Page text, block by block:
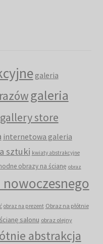
galeria
galeria
gallery store
internetowa galeria
sztuki kwiaty abstrakcyjne
obrazy na ścianę obraz
obraz na prezent Obraz na płótnie
salonu obraz olejny
abstrakcja